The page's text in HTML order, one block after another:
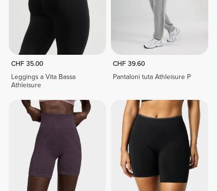
CHF 35.00
Leggings a Vita Bassa
Athleisure
CHF 39.60
Pantaloni tuta Athleisure P